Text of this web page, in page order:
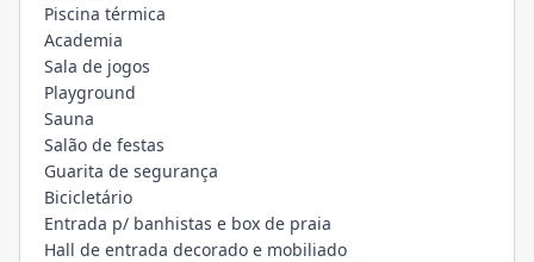
Piscina térmica
Academia
Sala de jogos
Playground
Sauna
Salão de festas
Guarita de segurança
Bicicletário
Entrada p/ banhistas e box de praia
Hall de entrada decorado e mobiliado